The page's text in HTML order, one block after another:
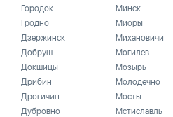
Городок
Гродно
Дзержинск
Добруш
Докшицы
Дрибин
Дрогичин
Дубровно
Минск
Миоры
Михановичи
Могилев
Мозырь
Молодечно
Мосты
Мстиславль